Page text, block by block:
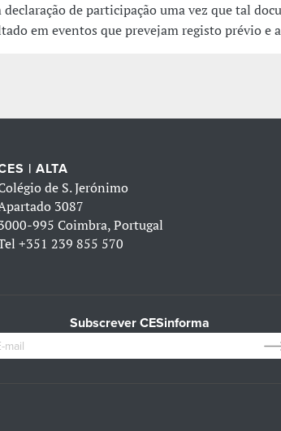
de participação uma vez que tal
em eventos que prevejam registo prévio e
| ALTA
de S. Jerónimo
3087
995 Coimbra, Portugal
+351 239 855 570
Subscrever CESinforma